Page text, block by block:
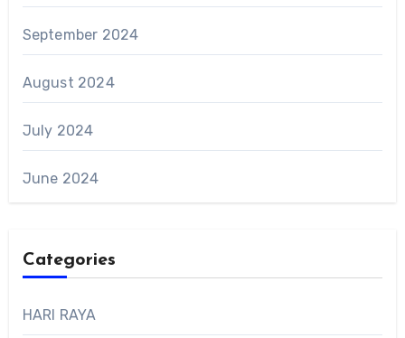
September 2024
August 2024
July 2024
June 2024
Categories
HARI RAYA